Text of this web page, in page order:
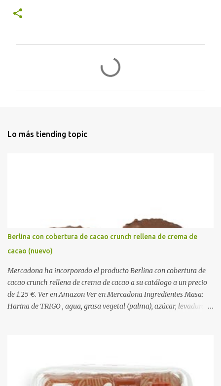
Lo más tiending topic
Berlina con cobertura de cacao crunch rellena de crema de
cacao (nuevo)
Mercadona ha incorporado el producto Berlina con cobertura de
cacao crunch rellena de crema de cacao a su catálogo a un precio
de 1.25 €. Ver en Amazon Ver en Mercadona Ingredientes Masa:
Harina de TRIGO , agua, grasa vegetal (palma), azúcar, levadura,
antioxidante (E300). Relleno 27%: Azúcar, aceite vegetal refinado
(girasol), LECHE desnatada en polvo, cacao desgrasado en polvo